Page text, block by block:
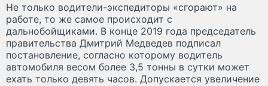
Не только водители-экспедиторы «сгорают» на
работе, то же самое происходит с
дальнобойщиками. В конце 2019 года председатель
правительства Дмитрий Медведев подписал
постановление, согласно которому водитель
автомобиля весом более 3,5 тонны в сутки может
ехать только девять часов. Допускается увеличение